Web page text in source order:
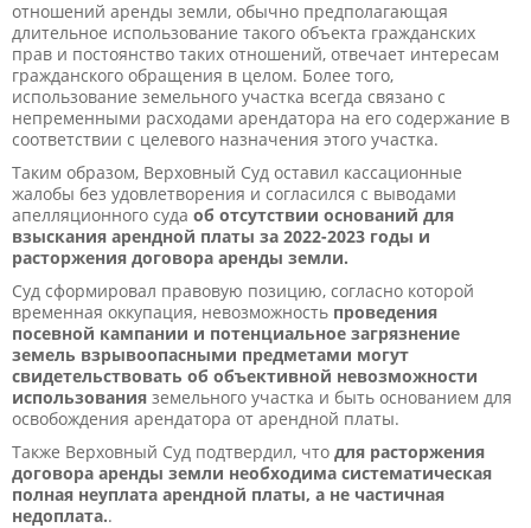
отношений аренды земли, обычно предполагающая
длительное использование такого объекта гражданских
прав и постоянство таких отношений, отвечает интересам
гражданского обращения в целом. Более того,
использование земельного участка всегда связано с
непременными расходами арендатора на его содержание в
соответствии с целевого назначения этого участка.
Таким образом, Верховный Суд оставил кассационные
жалобы без удовлетворения и согласился с выводами
апелляционного суда об отсутствии оснований для
взыскания арендной платы за 2022-2023 годы и
расторжения договора аренды земли.
Суд сформировал правовую позицию, согласно которой
временная оккупация, невозможность проведения
посевной кампании и потенциальное загрязнение
земель взрывоопасными предметами могут
свидетельствовать об объективной невозможности
использования земельного участка и быть основанием для
освобождения арендатора от арендной платы.
Также Верховный Суд подтвердил, что для расторжения
договора аренды земли необходима систематическая
полная неуплата арендной платы, а не частичная
недоплата..